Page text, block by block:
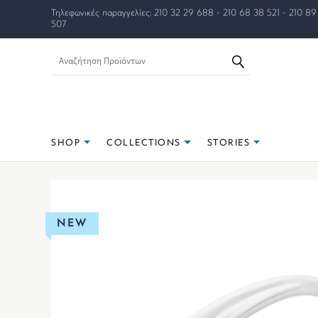
Τηλεφωνικές παραγγελίες: 210 32 29 688 - 210 68 38 521 - 210
507
SHOP COLLECTIONS STORIES
NEW